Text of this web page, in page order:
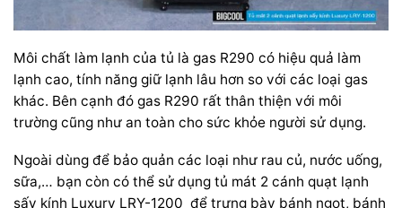
Môi chất làm lạnh của tủ là gas R290 có hiệu quả làm
lạnh cao, tính năng giữ lạnh lâu hơn so với các loại gas
khác. Bên cạnh đó gas R290 rất thân thiện với môi
trường cũng như an toàn cho sức khỏe người sử dụng.
Ngoài dùng để bảo quản các loại như rau củ, nước uống,
sữa,… bạn còn có thể sử dụng tủ mát 2 cánh quạt lạnh
sấy kính Luxury LRY-1200 để trưng bày bánh ngọt, bánh